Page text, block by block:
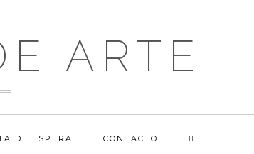
ARTE
DE ESPERA CONTACTO